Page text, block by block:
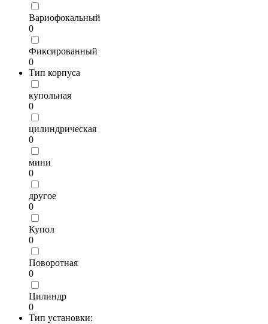
Вариофокальный
0
Фиксированный
0
Тип корпуса
купольная
0
цилиндрическая
0
мини
0
другое
0
Купол
0
Поворотная
0
Цилиндр
0
Тип установки: